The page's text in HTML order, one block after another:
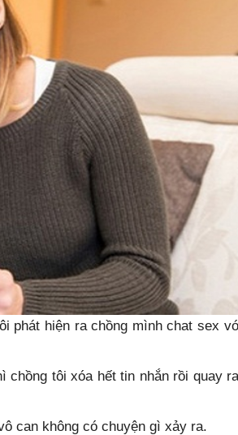
phát hiện ra chồng mình chat sex
chồng tôi xóa hết tin nhắn rồi quay
can không có chuyện gì xảy ra.